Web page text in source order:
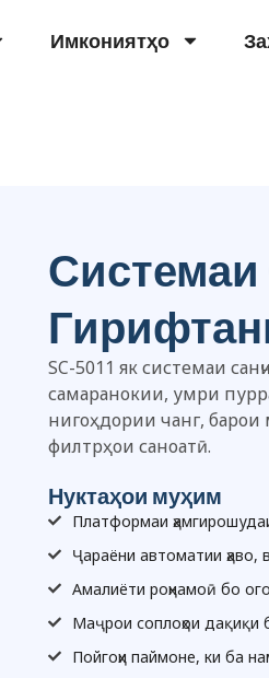
Имкониятҳо
SC-5011 як системаи
самаранокии, умри
нигоҳдории чанг,
филтрҳои саноатӣ.
Нуктаҳои муҳим
Платформаи
Ҷараёни автоматии
Амалиёти роҳнамоӣ бо
Маҷрои соплоҳои дақиқи
Пойгоҳи паймоне, ки ба